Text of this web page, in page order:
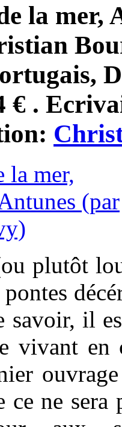
la mer,
€ .
plutôt
savoir, il
vivant
ce ne